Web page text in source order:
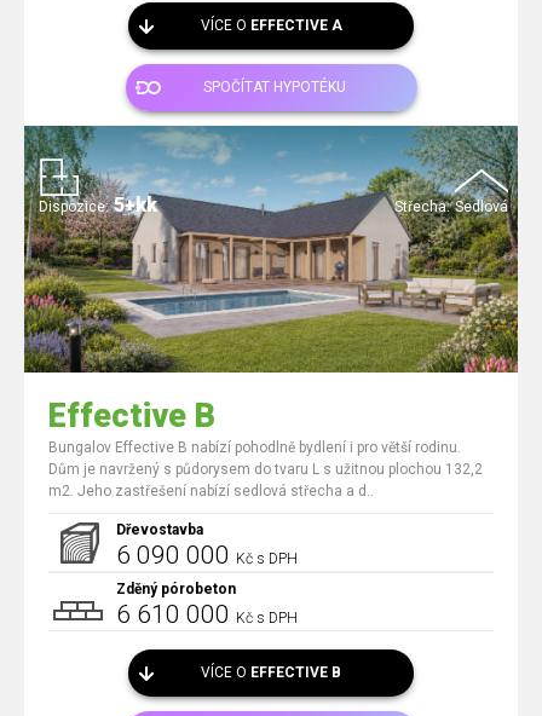
VÍCE O EFFECTIVE A
SPOČÍTAT HYPOTÉKU
Střecha: Sedlová
Dispozice: 5+kk
Effective B
Bungalov Effective B nabízí pohodlně bydlení i pro větší rodinu.
Dům je navržený s půdorysem do tvaru L s užitnou plochou 132,2
m2. Jeho zastřešení nabízí sedlová střecha a d..
Dřevostavba
6 090 000 Kč s DPH
Zděný pórobeton
6 610 000 Kč s DPH
VÍCE O EFFECTIVE B